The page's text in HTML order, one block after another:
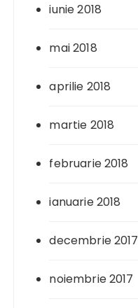
iunie 2018
mai 2018
aprilie 2018
martie 2018
februarie 2018
ianuarie 2018
decembrie 2017
noiembrie 2017